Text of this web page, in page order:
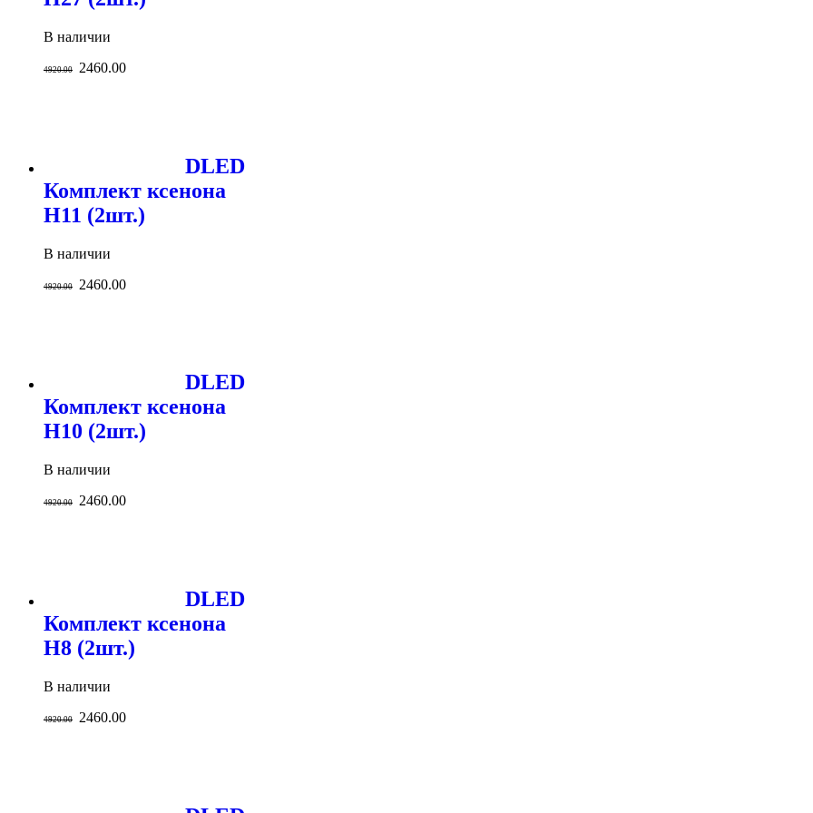
В наличии
4920.00 2460.00
DLED
Комплект ксенона
H11 (2шт.)
В наличии
4920.00 2460.00
DLED
Комплект ксенона
H10 (2шт.)
В наличии
4920.00 2460.00
DLED
Комплект ксенона
H8 (2шт.)
В наличии
4920.00 2460.00